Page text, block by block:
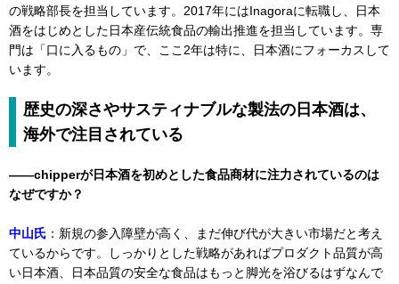
の戦略部長を担当しています。2017年にはInagoraに転職し、日本
酒をはじめとした日本産伝統食品の輸出推進を担当しています。専
門は「口に入るもの」で、ここ2年は特に、日本酒にフォーカスして
います。
歴史の深さやサスティナブルな製法の日本酒は、
海外で注目されている
――chipperが日本酒を初めとした食品商材に注力されているのは
なぜですか？
中山氏 ：新規の参入障壁が高く、まだ伸び代が大きい市場だと考え
ているからです。しっかりとした戦略があればプロダクト品質が高
い日本酒、日本品質の安全な食品はもっと脚光を浴びるはずなんで